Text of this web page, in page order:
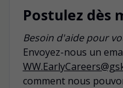
Postulez dès
Besoin d'aide pour
Envoyez-nous un
comment nous